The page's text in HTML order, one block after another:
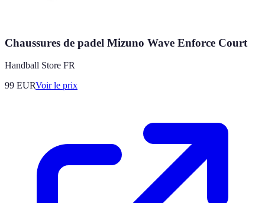
Chaussures de padel Mizuno Wave Enforce Court
Handball Store FR
99 EURVoir le prix